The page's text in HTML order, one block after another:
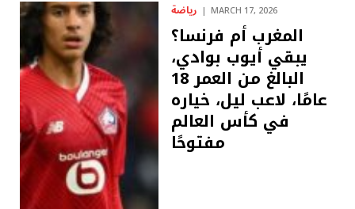
رياضة MARCH 17, 2026
المغرب أم فرنسا؟
يبقي أيوب بوادي،
البالغ من العمر 18
عامًا، لاعب ليل، خياره
في كأس العالم
مفتوحًا